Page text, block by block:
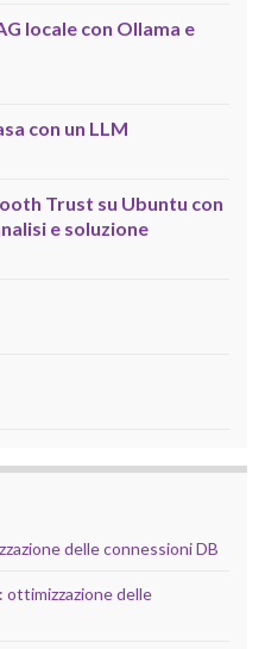
locale con Ollama e
con un LLM
Trust su Ubuntu con
e soluzione
delle connessioni DB
delle